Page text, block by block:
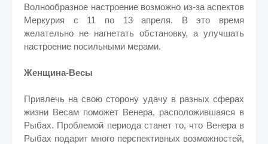
Волнообразное настроение возможно из-за аспектов
Меркурия с 11 по 13 апреля. В это время
желательно не нагнетать обстановку, а улучшать
настроение посильными мерами.
Женщина-Весы
Привлечь на свою сторону удачу в разных сферах
жизни Весам поможет Венера, расположившаяся в
Рыбах. Проблемой периода станет то, что Венера в
Рыбах подарит много перспективных возможностей,